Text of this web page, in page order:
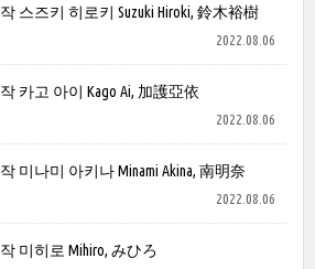
스즈키 히로키 Suzuki Hiroki, 鈴木裕樹
2022.08.06
카고 아이 Kago Ai, 加護亞依
2022.08.06
미나미 아키나 Minami Akina, 南明奈
2022.08.06
미히로 Mihiro, みひろ